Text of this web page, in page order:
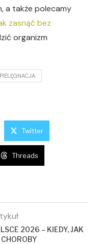
a także polecamy
zasnąć bez
organizm
PIELĘGNACJA
Twitter
Threads
2026 – KIEDY, JAK